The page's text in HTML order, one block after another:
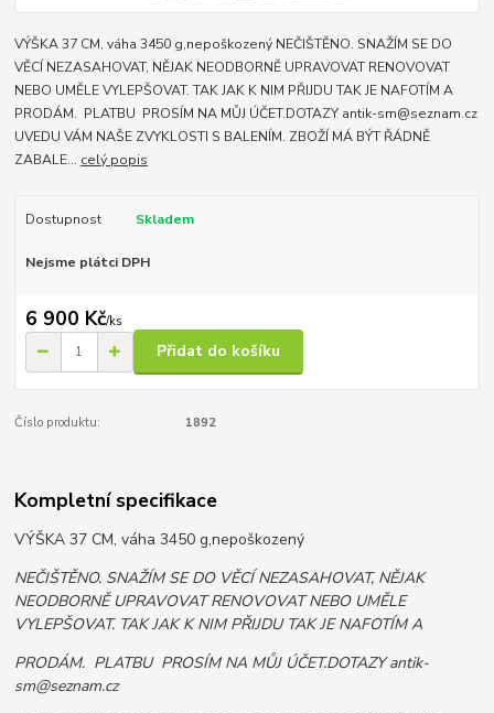
VÝŠKA 37 CM, váha 3450 g,nepoškozený NEČIŠTĚNO. SNAŽÍM SE DO
VĚCÍ NEZASAHOVAT, NĚJAK NEODBORNĚ UPRAVOVAT RENOVOVAT
NEBO UMĚLE VYLEPŠOVAT. TAK JAK K NIM PŘIJDU TAK JE NAFOTÍM A
PRODÁM. PLATBU PROSÍM NA MŮJ ÚČET.DOTAZY antik-sm@seznam.cz
UVEDU VÁM NAŠE ZVYKLOSTI S BALENÍM. ZBOŽÍ MÁ BÝT ŘÁDNĚ
ZABALE... celý popis
Dostupnost Skladem
Nejsme plátci DPH
6 900 Kč/ks
Přidat do košíku
Číslo produktu: 1892
Kompletní specifikace
VÝŠKA 37 CM, váha 3450 g,nepoškozený
NEČIŠTĚNO. SNAŽÍM SE DO VĚCÍ NEZASAHOVAT, NĚJAK
NEODBORNĚ UPRAVOVAT RENOVOVAT NEBO UMĚLE
VYLEPŠOVAT. TAK JAK K NIM PŘIJDU TAK JE NAFOTÍM A
PRODÁM. PLATBU PROSÍM NA MŮJ ÚČET.DOTAZY antik-
sm@seznam.cz